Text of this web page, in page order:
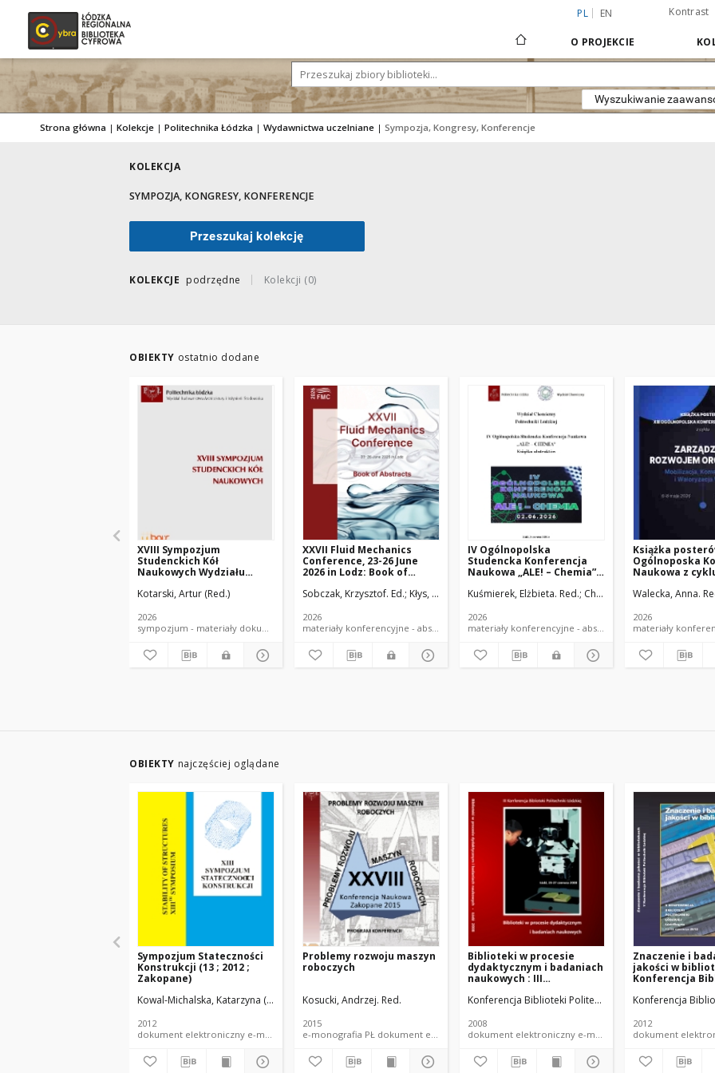
PL EN Kontrast
O PROJEKCIE
Wyszukiwanie
Strona główna | Kolekcje | Politechnika Łódzka | Wydawnictwa uczelniane | Sympozja, Kongresy, Konferencje
KOLEKCJA
SYMPOZJA, KONGRESY, KONFERENCJE
Przeszukaj kolekcję
KOLEKCJE podrzędne Kolekcji (0)
OBIEKTY ostatnio dodane
XVIII Sympozjum
Studenckich Kół
Naukowych Wydziału
Architektury i Inżynierii
2025
Kotarski, Artur (Red.)
2026
sympozjum - materiały dokument elektroniczny
XXVII Fluid Mechanics
Conference, 23-26 June
2026 in Lodz: Book of
Sobczak, Krzysztof. Ed. Kłys, Ewa. Ed. Słota, Anna. Ed.
2026
materiały konferencyjne - abstrakty dokument elektroniczny
IV Ogólnopolska
Studencka Konferencja
Naukowa „ALE! – Chemia”:
książka abstraktów
Kuśmierek, Elżbieta. Red. Chrześcijańska, Ewa. Red.
2026
materiały konferencyjne - abstrakty dokument
Książka
Ogólnoposka
Naukowa z
Organizacji.
Waloryzacja
maja 2026,
Walecka, Anna.
2026
OBIEKTY najczęściej oglądane
Sympozjum Stateczności
Konstrukcji (13 ; 2012 ;
Zakopane)
Kowal-Michalska, Katarzyna (1948-2015). Red. Mania, Radosław J. Red.
2012
dokument elektroniczny e-materiały konferencyjne
Problemy rozwoju maszyn
roboczych
Kosucki, Andrzej. Red.
2015
e-monografia PŁ dokument elektroniczny
Biblioteki w procesie
dydaktycznym i badaniach
naukowych : III
Politechniki Łódzkiej, Łódź,
materiały konferencyjne
Konferencja Biblioteki Politechniki Łódzkiej (3 ; 2008 ;
2008
dokument elektroniczny e-materiały konferencyjne
Znaczenie i
jakości w
Konferencja
Łódź-Rogów,
konferencyjne
Konferencja
2012